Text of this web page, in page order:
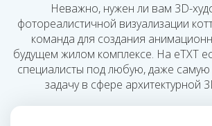
Неважно, нужен ли вам 3D-
фотореалистичной визуализации
команда для создания
будущем жилом комплексе. На eTXT
специалисты под любую, даже
задачу в сфере архитектурной